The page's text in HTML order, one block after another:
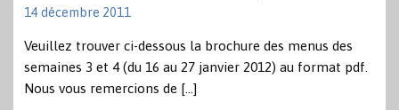
14 décembre 2011
Veuillez trouver ci-dessous la brochure des menus des
semaines 3 et 4 (du 16 au 27 janvier 2012) au format pdf.
Nous vous remercions de […]